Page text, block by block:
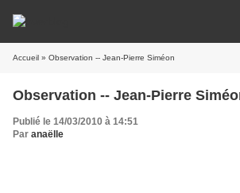
Accueil » Observation -- Jean-Pierre Siméon
Observation -- Jean-Pierre
Publié le 14/03/2010 à 14:51
Par anaëlle